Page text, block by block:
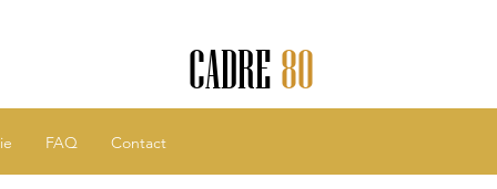
CADRE80
FAQ Contact